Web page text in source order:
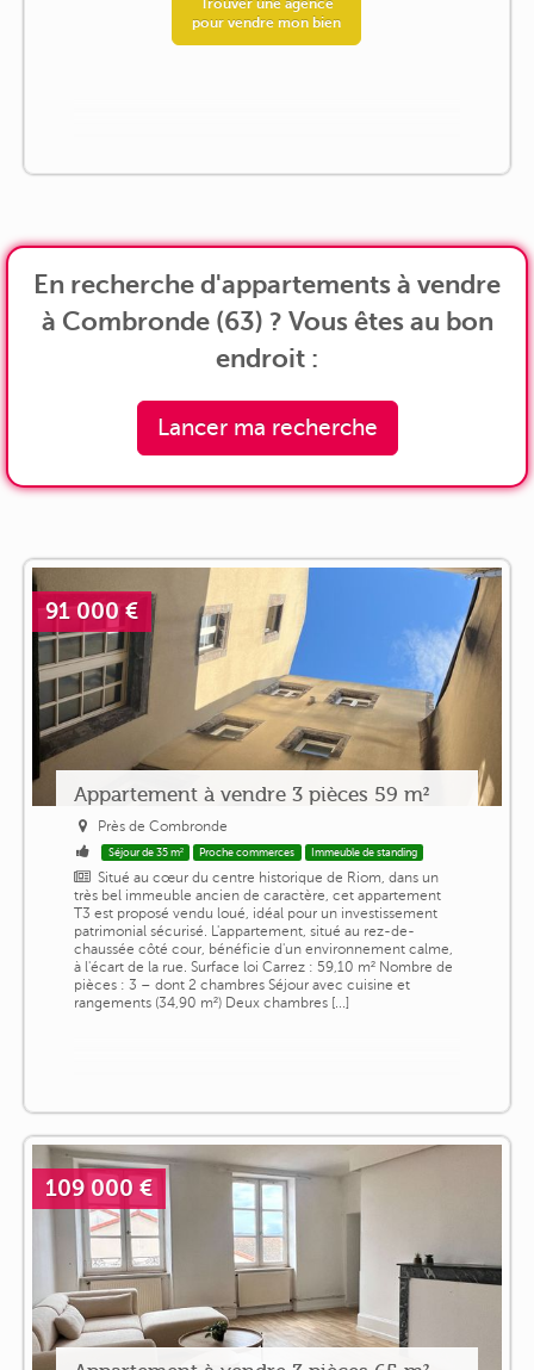
Trouver une agence
pour vendre mon bien
En recherche d'appartements à vendre
à Combronde (63) ? Vous êtes au bon
endroit :
Lancer ma recherche
91 000 €
Appartement à vendre 3 pièces 59 m²
Près de Combronde
Séjour de 35 m² Proche commerces Immeuble de standing
Situé au cœur du centre historique de Riom, dans un
très bel immeuble ancien de caractère, cet appartement
T3 est proposé vendu loué, idéal pour un investissement
patrimonial sécurisé. L'appartement, situé au rez-de-
chaussée côté cour, bénéficie d'un environnement calme,
à l'écart de la rue. Surface loi Carrez : 59,10 m² Nombre de
pièces : 3 – dont 2 chambres Séjour avec cuisine et
rangements (34,90 m²) Deux chambres [...]
109 000 €